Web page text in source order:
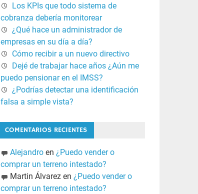
Los KPIs que todo sistema de
cobranza debería monitorear
¿Qué hace un administrador de
empresas en su día a día?
Cómo recibir a un nuevo directivo
Dejé de trabajar hace años ¿Aún me
puedo pensionar en el IMSS?
¿Podrías detectar una identificación
falsa a simple vista?
COMENTARIOS RECIENTES
Alejandroen ¿Puedo vender o
comprar un terreno intestado?
Martin Álvarezen ¿Puedo vender o
comprar un terreno intestado?